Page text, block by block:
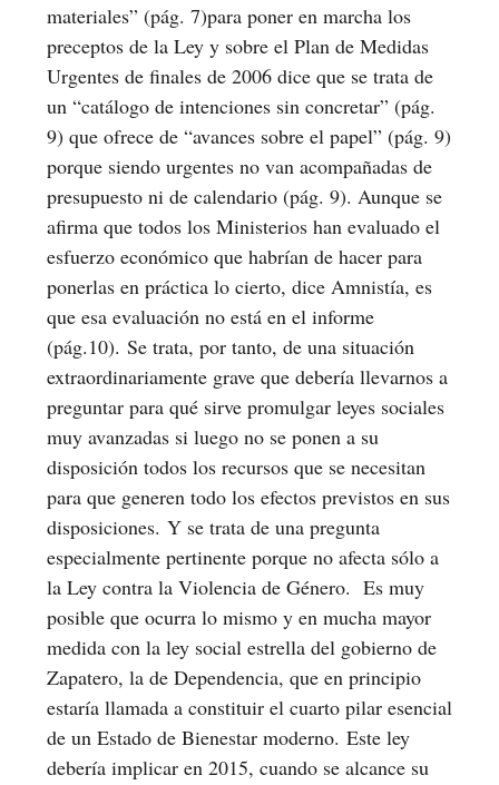
materiales” (pág. 7)para poner en marcha los
preceptos de la Ley y sobre el Plan de Medidas
Urgentes de finales de 2006 dice que se trata de
un “catálogo de intenciones sin concretar” (pág.
9) que ofrece de “avances sobre el papel” (pág. 9)
porque siendo urgentes no van acompañadas de
presupuesto ni de calendario (pág. 9). Aunque se
afirma que todos los Ministerios han evaluado el
esfuerzo económico que habrían de hacer para
ponerlas en práctica lo cierto, dice Amnistía, es
que esa evaluación no está en el informe
(pág.10). Se trata, por tanto, de una situación
extraordinariamente grave que debería llevarnos a
preguntar para qué sirve promulgar leyes sociales
muy avanzadas si luego no se ponen a su
disposición todos los recursos que se necesitan
para que generen todo los efectos previstos en sus
disposiciones. Y se trata de una pregunta
especialmente pertinente porque no afecta sólo a
la Ley contra la Violencia de Género. Es muy
posible que ocurra lo mismo y en mucha mayor
medida con la ley social estrella del gobierno de
Zapatero, la de Dependencia, que en principio
estaría llamada a constituir el cuarto pilar esencial
de un Estado de Bienestar moderno. Este ley
debería implicar en 2015, cuando se alcance su